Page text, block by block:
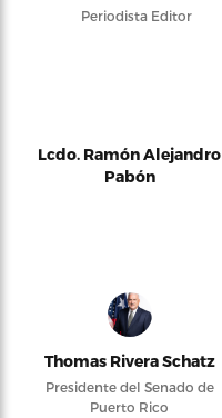
Periodista Editor
Lcdo. Ramón Alejandro
Pabón
Thomas Rivera Schatz
Presidente del Senado de
Puerto Rico